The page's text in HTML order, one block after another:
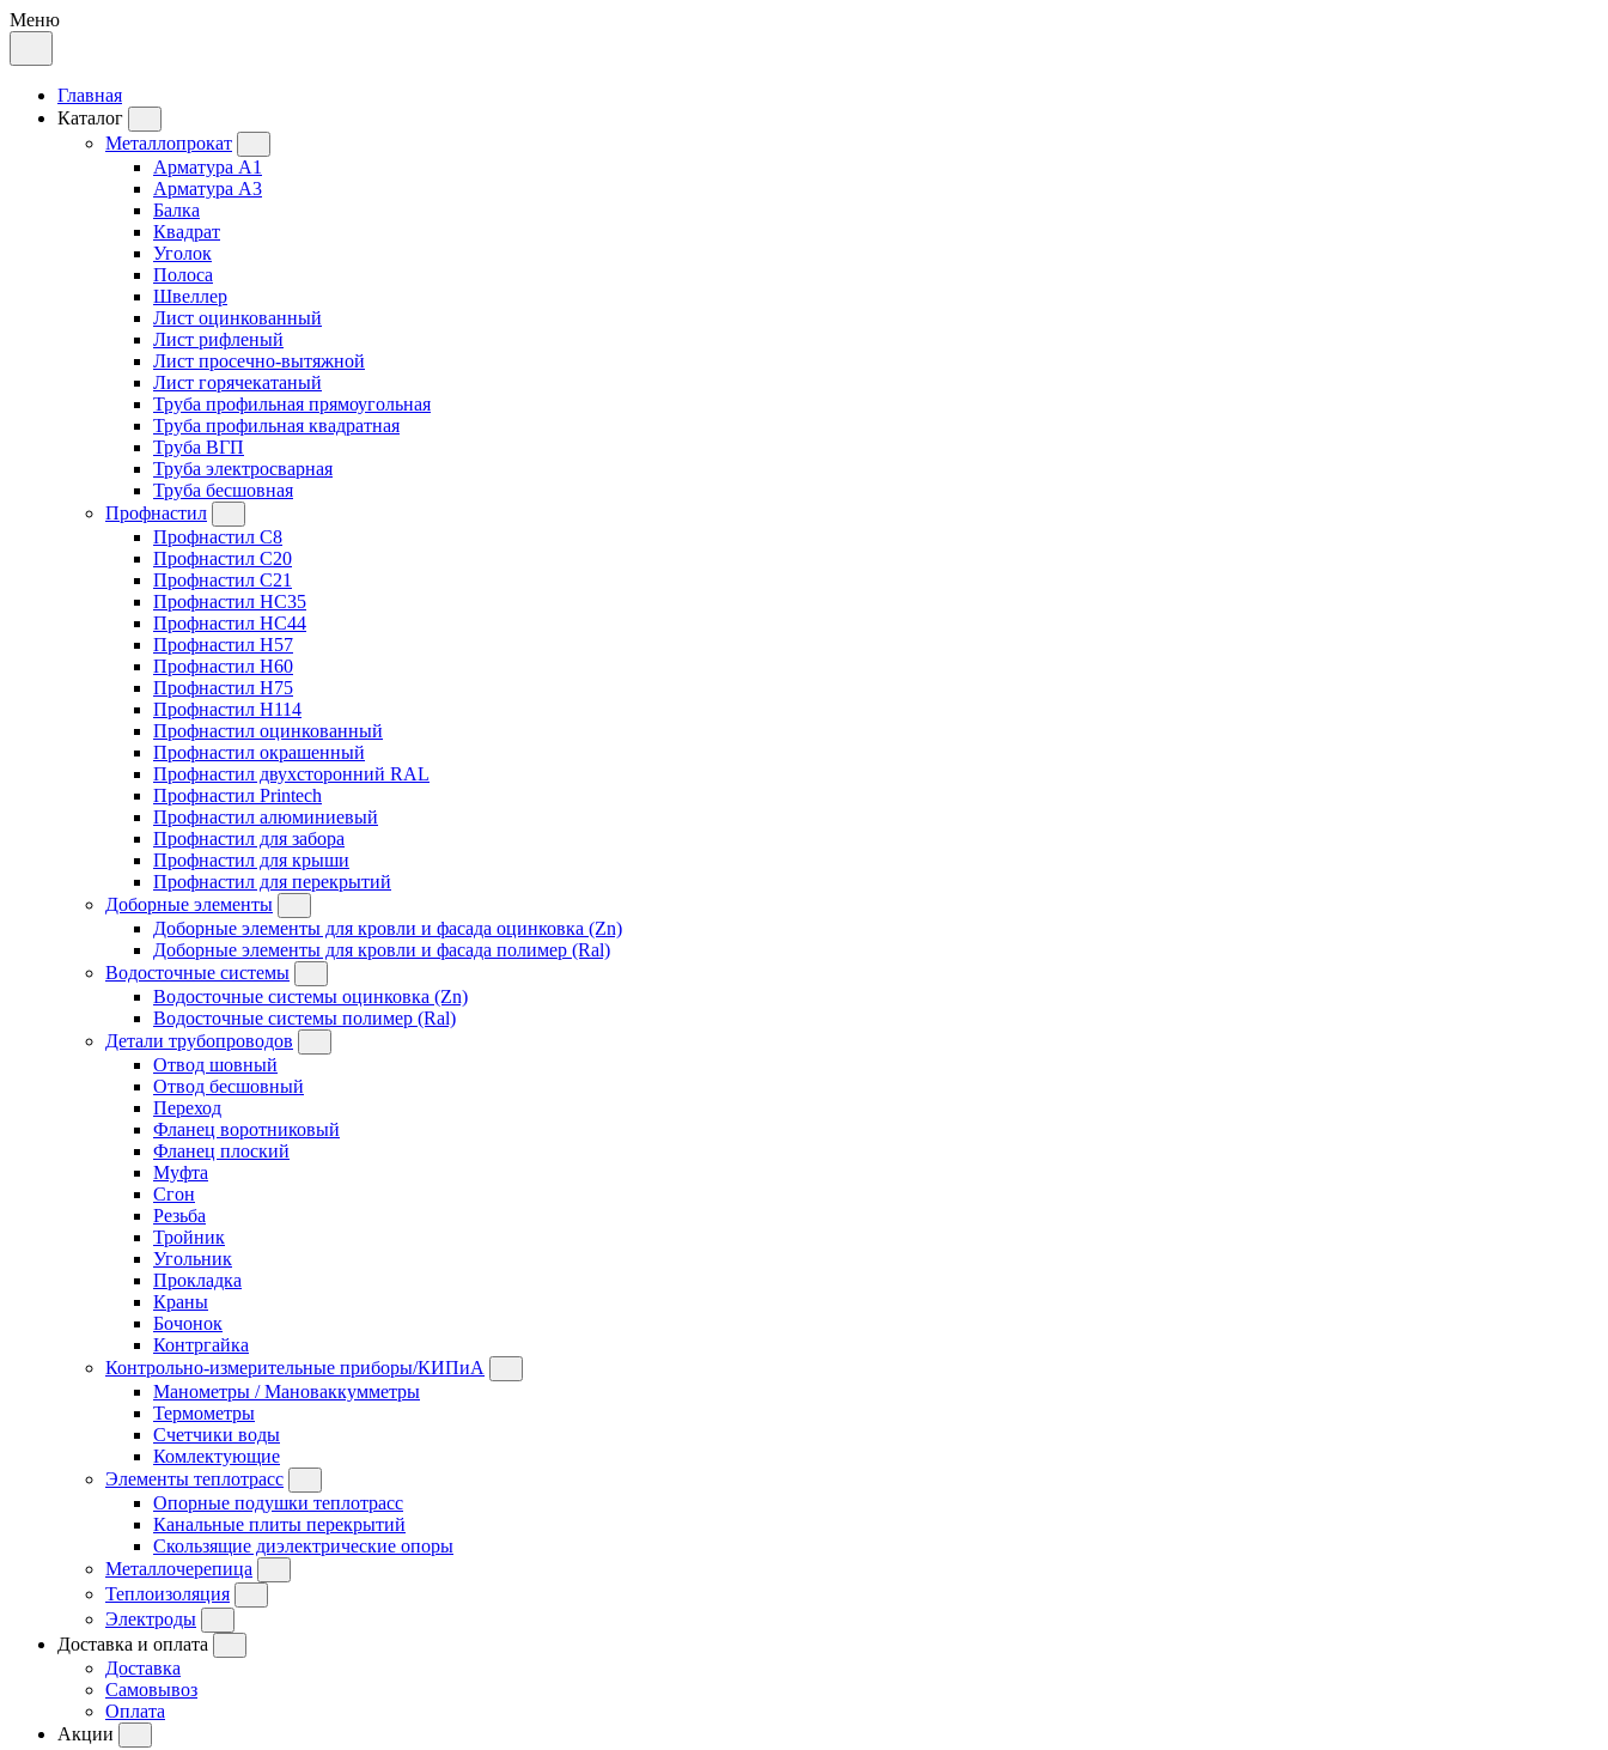
Меню
Главная
Каталог
Металлопрокат
Арматура А1
Арматура А3
Балка
Квадрат
Уголок
Полоса
Швеллер
Лист оцинкованный
Лист рифленый
Лист просечно-вытяжной
Лист горячекатаный
Труба профильная прямоугольная
Труба профильная квадратная
Труба ВГП
Труба электросварная
Труба бесшовная
Профнастил
Профнастил C8
Профнастил C20
Профнастил C21
Профнастил HC35
Профнастил HC44
Профнастил H57
Профнастил H60
Профнастил H75
Профнастил H114
Профнастил оцинкованный
Профнастил окрашенный
Профнастил двухсторонний RAL
Профнастил Printech
Профнастил алюминиевый
Профнастил для забора
Профнастил для крыши
Профнастил для перекрытий
Доборные элементы
Доборные элементы для кровли и фасада оцинковка (Zn)
Доборные элементы для кровли и фасада полимер (Ral)
Водосточные системы
Водосточные системы оцинковка (Zn)
Водосточные системы полимер (Ral)
Детали трубопроводов
Отвод шовный
Отвод бесшовный
Переход
Фланец воротниковый
Фланец плоский
Муфта
Сгон
Резьба
Тройник
Угольник
Прокладка
Краны
Бочонок
Контргайка
Контрольно-измерительные приборы/КИПиА
Манометры / Мановаккумметры
Термометры
Счетчики воды
Комлектующие
Элементы теплотрасс
Опорные подушки теплотрасс
Канальные плиты перекрытий
Скользящие диэлектрические опоры
Металлочерепица
Теплоизоляция
Электроды
Доставка и оплата
Доставка
Самовывоз
Оплата
Акции